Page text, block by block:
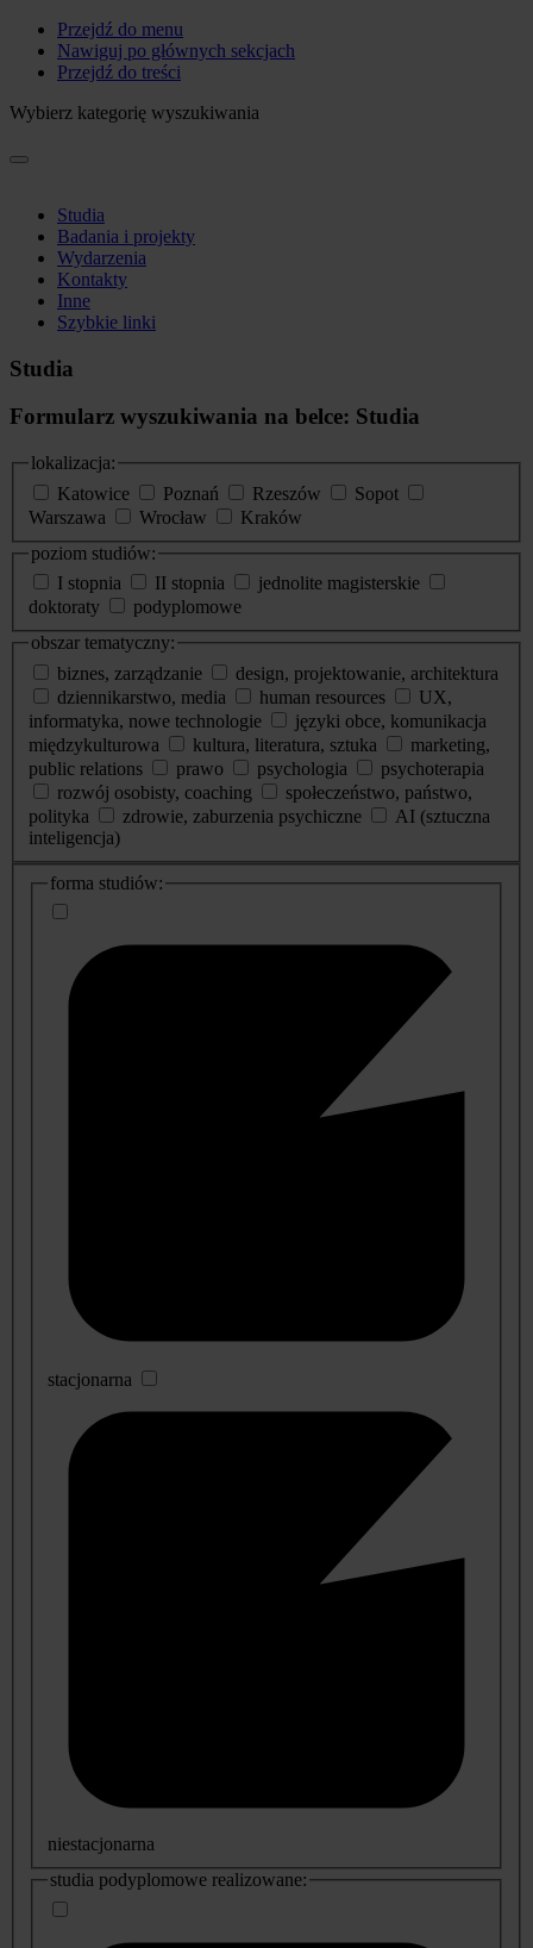
Przejdź do menu
Nawiguj po głównych sekcjach
Przejdź do treści
Wybierz kategorię wyszukiwania
Studia
Badania i projekty
Wydarzenia
Kontakty
Inne
Szybkie linki
Studia
Formularz wyszukiwania na belce: Studia
lokalizacja:
Katowice
Poznań Rzeszów
Sopot
Warszawa
Wrocław
Kraków
poziom studiów:
I stopnia
II stopnia
jednolite magisterskie
doktoraty
podyplomowe
obszar tematyczny:
biznes, zarządzanie
design, projektowanie, architektura
dziennikarstwo, media
human resources
UX,
informatyka, nowe technologie
języki obce, komunikacja
międzykulturowa
kultura, literatura, sztuka
marketing,
public relations
prawo psychologia
psychoterapia
rozwój osobisty, coaching
społeczeństwo, państwo,
polityka
zdrowie, zaburzenia psychiczne
AI (sztuczna
inteligencja)
dodatkowe
informacje
forma studiów:
stacjonarna
niestacjonarna
studia podyplomowe realizowane: